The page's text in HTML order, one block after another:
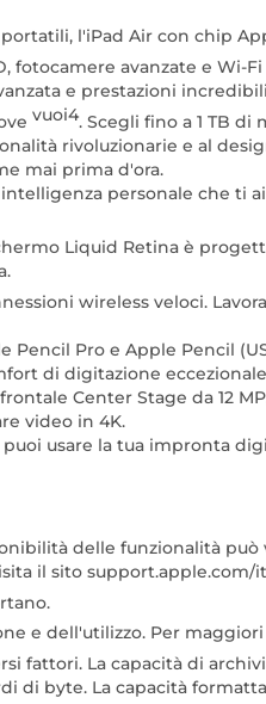
l'iPad Air con chip
fotocamere avanzate e Wi-Fi
e prestazioni
vuoi4. Scegli fino a 1 TB
rivoluzionarie e al
mai prima d'ora.
personale che ti
Liquid Retina è
wireless veloci.
Pencil Pro e Apple Pencil
di digitazione
Center Stage da 12
video in 4K.
puoi usare la tua impronta
delle funzionalità
il sito support.apple.com/it-
e dell'utilizzo. Per
fattori. La capacità di
di byte. La capacità